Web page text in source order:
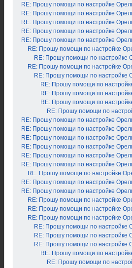
RE: Прошу помощи по настройке
RE: Прошу помощи по настройке
RE: Прошу помощи по настройке
RE: Прошу помощи по настройке
RE: Прошу помощи по настройке
RE: Прошу помощи по настройке
RE: Прошу помощи по настройке
RE: Прошу помощи по настройке
RE: Прошу помощи по настройке
RE: Прошу помощи по
RE: Прошу помощи по
RE: Прошу помощи по
RE: Прошу помощи по
RE: Прошу помощи по настройке
RE: Прошу помощи по настройке
RE: Прошу помощи по настройке
RE: Прошу помощи по настройке
RE: Прошу помощи по настройке
RE: Прошу помощи по настройке
RE: Прошу помощи по настройке
RE: Прошу помощи по настройке
RE: Прошу помощи по настройке
RE: Прошу помощи по настройке
RE: Прошу помощи по настройке
RE: Прошу помощи по настройке
RE: Прошу помощи по настройке
RE: Прошу помощи по настройке
RE: Прошу помощи по настройке
RE: Прошу помощи по
RE: Прошу помощи по